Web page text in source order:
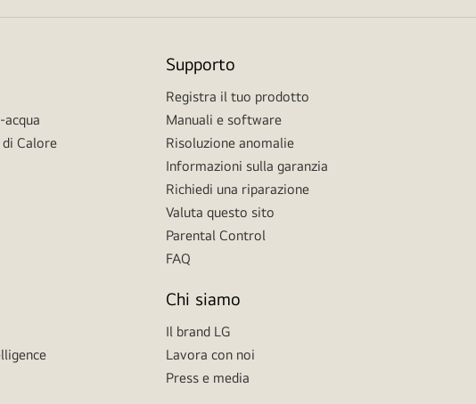
di Calore
Supporto
Registra il tuo prodotto
Manuali e software
Risoluzione anomalie
Informazioni sulla garanzia
Richiedi una riparazione
Valuta questo sito
Parental Control
FAQ
Chi siamo
Il brand LG
Lavora con noi
Press e media